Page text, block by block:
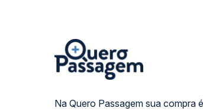
Na Quero Passagem sua compra